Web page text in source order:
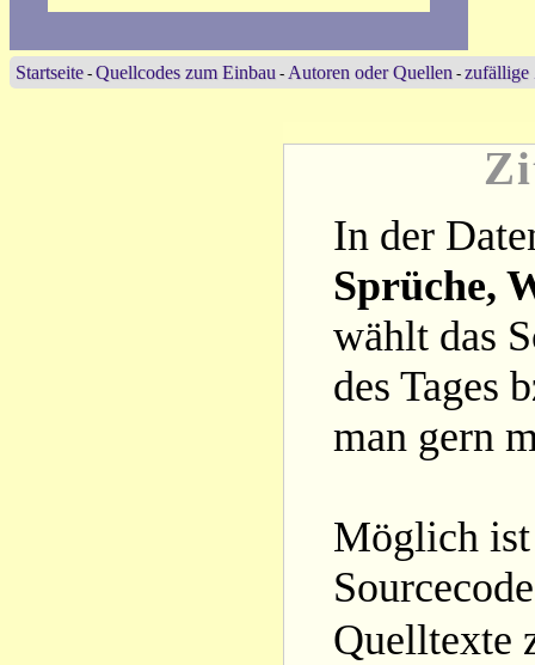
Startseite - Quellcodes zum Einbau - Autoren oder Quellen - zufällige
In der
Sprüche,
wählt das
des Tages
man gern
Möglich ist
Quelltexte